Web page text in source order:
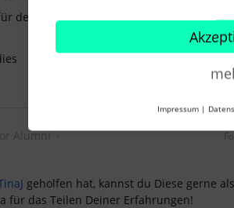
deinen Kommentar!
Alumni
geholfen hat, kannst du Diese gerne
für das Teilen Deiner Erfahrungen!
Impressum |